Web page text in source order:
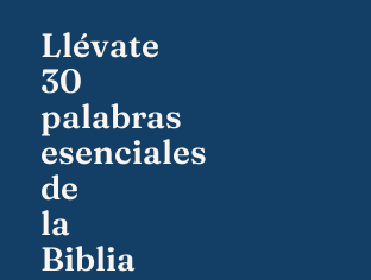
Llévate
30
palabras
esenciales
de
la
Biblia